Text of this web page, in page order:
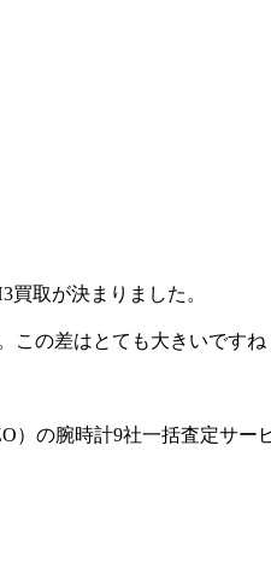
取が決まりました。
この差はとても大きいですね
の腕時計9社一括査定サー